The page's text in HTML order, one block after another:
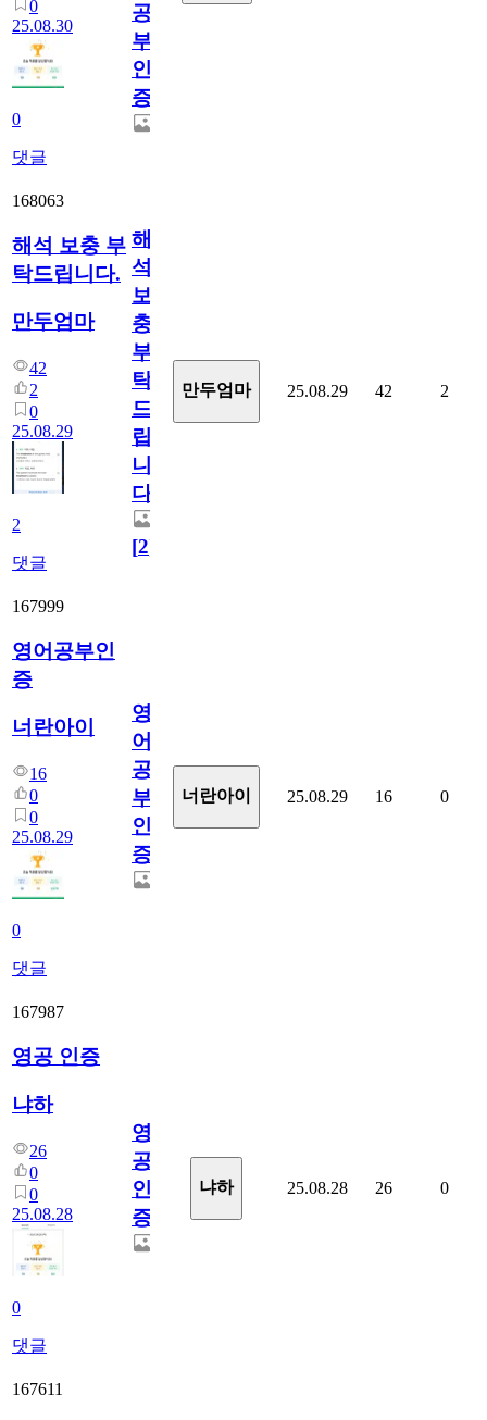
0
25.08.30
0
댓글
공
부
인
증
168063
해석 보충 부
탁드립니다.
만두엄마
42
2
0
25.08.29
2
댓글
해
석
보
충
부
탁
드
립
니
다.
[2]
만두엄마 25.08.29 42 2
167999
영어공부인
증
너란아이
16
0
0
25.08.29
0
댓글
영
어
공
부
인
증
너란아이 25.08.29 16 0
167987
영공 인증
냐하
26
0
0
25.08.28
0
댓글
영
공
인
증
냐하 25.08.28 26 0
167611